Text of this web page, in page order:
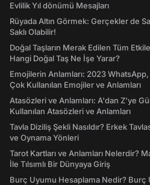
Evlilik Yıl dönümü Mesajları
Rüyada Altın Görmek: Gerçekler de
Saklı Olabilir!
Doğal Taşların Merak Edilen Tüm
Hangi Doğal Taş Ne İşe Yarar?
Emojilerin Anlamları: 2023
Çok Kullanılan Emojiler ve Anlamları
Atasözleri ve Anlamları: A'dan Z'ye
Kullanılan Atasözleri ve Anlamları
Tavla Diziliş Şekli Nasıldır? Erkek
ve Oynama Yönleri
Tarot Kartları ve Anlamları Nelerdir?
İle Tılsımlı Bir Dünyaya Giriş
Burç Uyumu Hesaplama Nedir? Burç